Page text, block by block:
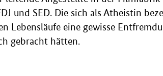
und SED. Die sich als Atheistin
Lebensläufe eine gewisse
gebracht hätten.